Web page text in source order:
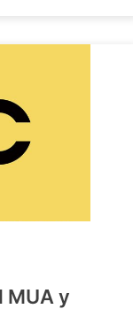
MUA y